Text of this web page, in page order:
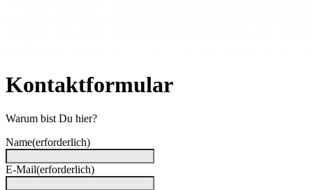
Kontaktformular
Warum bist Du hier?
Name(erforderlich)
E-Mail(erforderlich)